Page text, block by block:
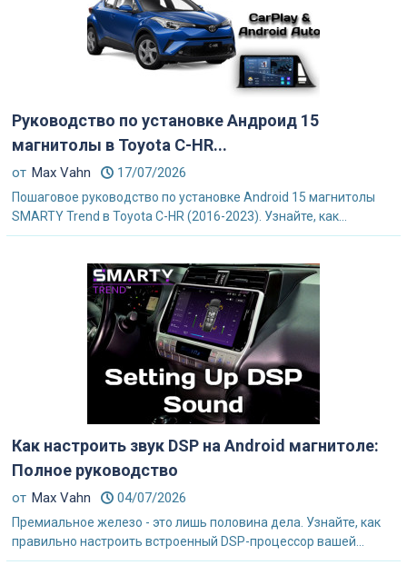
Руководство по установке Андроид 15
магнитолы в Toyota C-HR...
от Max Vahn 17/07/2026
Пошаговое руководство по установке Android 15 магнитолы
SMARTY Trend в Toyota C-HR (2016-2023). Узнайте, как...
Как настроить звук DSP на Android магнитоле:
Полное руководство
от Max Vahn 04/07/2026
Премиальное железо - это лишь половина дела. Узнайте, как
правильно настроить встроенный DSP-процессор вашей...